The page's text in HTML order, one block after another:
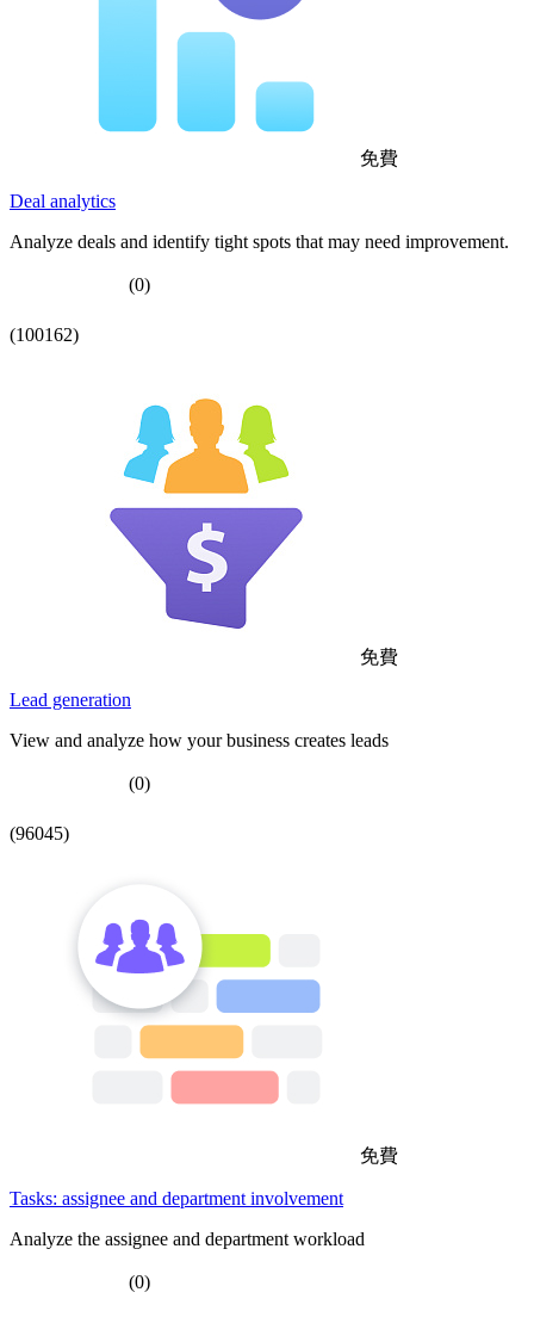
免費
Deal analytics
Analyze deals and identify tight spots that may need improvement.
(0)
(100162)
免費
Lead generation
View and analyze how your business creates leads
(0)
(96045)
免費
Tasks: assignee and department involvement
Analyze the assignee and department workload
(0)